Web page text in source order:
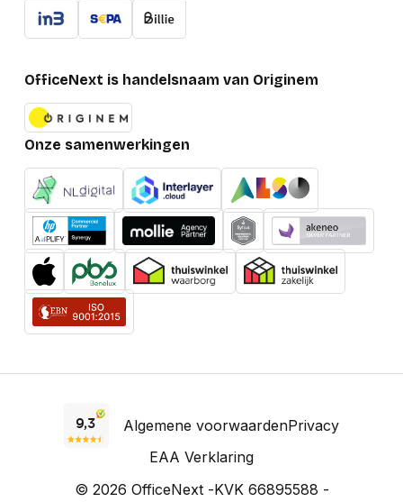
OfficeNext is handelsnaam van Originem
Onze samenwerkingen
Algemene voorwaardenPrivacy
EAA Verklaring
© 2026 OfficeNext -KVK 66895588 -